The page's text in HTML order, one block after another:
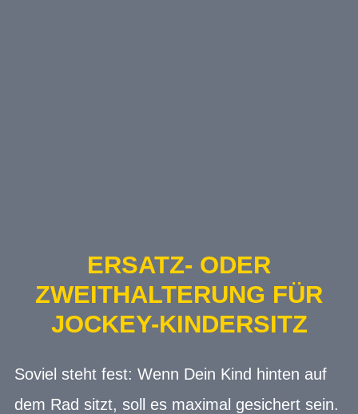
ERSATZ- ODER
ZWEITHALTERUNG FÜR
JOCKEY-KINDERSITZ
Soviel steht fest: Wenn Dein Kind hinten auf
dem Rad sitzt, soll es maximal gesichert sein.